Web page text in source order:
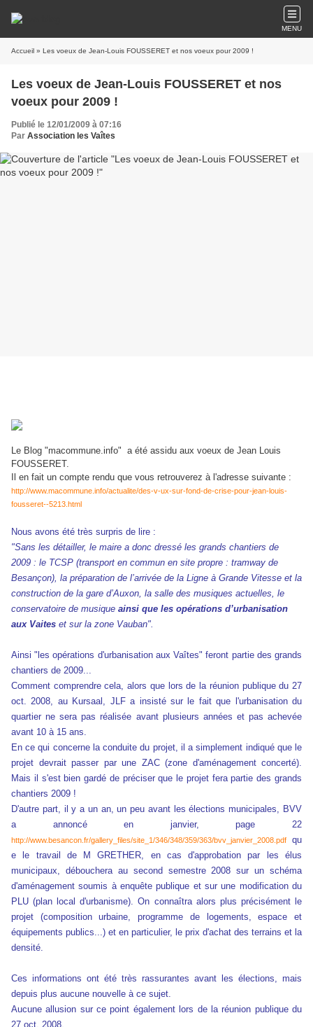
MENU
Accueil » Les voeux de Jean-Louis FOUSSERET et nos voeux pour 2009 !
Les voeux de Jean-Louis FOUSSERET et nos
voeux pour 2009 !
Publié le 12/01/2009 à 07:16
Par Association les Vaîtes
Le Blog "macommune.info" a été assidu aux voeux de Jean Louis
FOUSSERET.
Il en fait un compte rendu que vous retrouverez à l'adresse suivante :
http://www.macommune.info/actualite/des-v-ux-sur-fond-de-crise-pour-jean-louis-
fousseret--5213.html
Nous avons été très surpris de lire :
"Sans les détailler, le maire a donc dressé les grands chantiers de
2009 : le TCSP (transport en commun en site propre : tramway de
Besançon), la préparation de l’arrivée de la Ligne à Grande Vitesse et la
construction de la gare d’Auxon, la salle des musiques actuelles, le
conservatoire de musique ainsi que les opérations d’urbanisation
aux Vaites et sur la zone Vauban".
Ainsi "les opérations d'urbanisation aux Vaîtes" feront partie des grands
chantiers de 2009...
Comment comprendre cela, alors que lors de la réunion publique du 27
oct. 2008, au Kursaal, JLF a insisté sur le fait que l'urbanisation du
quartier ne sera pas réalisée avant plusieurs années et pas achevée
avant 10 à 15 ans.
En ce qui concerne la conduite du projet, il a simplement indiqué que le
projet devrait passer par une ZAC (zone d'aménagement concerté).
Mais il s'est bien gardé de préciser que le projet fera partie des grands
chantiers 2009 !
D'autre part, il y a un an, un peu avant les élections municipales, BVV
a annoncé en janvier, page 22
http://www.besancon.fr/gallery_files/site_1/346/348/359/363/bvv_janvier_2008.pdf
qu
e le travail de M GRETHER, en cas d'approbation par les élus
municipaux, débouchera au second semestre 2008 sur un schéma
d'aménagement soumis à enquête publique et sur une modification du
PLU (plan local d'urbanisme). On connaîtra alors plus précisément le
projet (composition urbaine, programme de logements, espace et
équipements publics...) et en particulier, le prix d'achat des terrains et la
densité.
Ces informations ont été très rassurantes avant les élections, mais
depuis plus aucune nouvelle à ce sujet.
Aucune allusion sur ce point également lors de la réunion publique du
27 oct. 2008.